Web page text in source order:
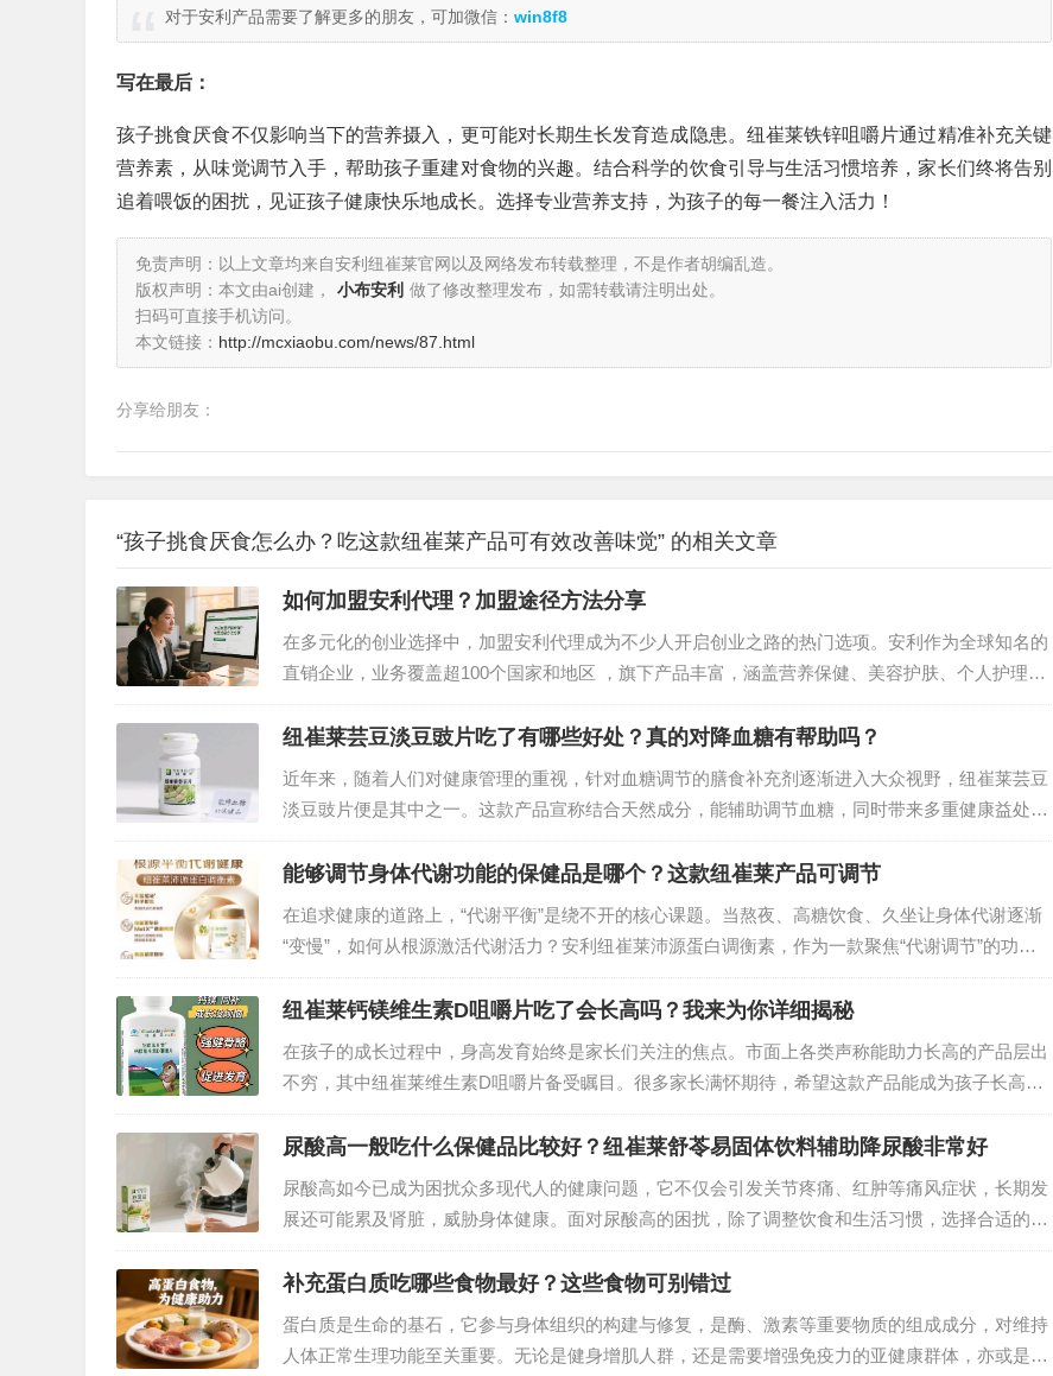
对于安利产品需要了解更多的朋友，可加微信： win8f8
写在最后：
孩子挑食厌食不仅影响当下的营养摄入，更可能对长期生长发育造成隐患。纽崔莱铁锌咀嚼片通过精准补充关键
营养素，从味觉调节入手，帮助孩子重建对食物的兴趣。结合科学的饮食引导与生活习惯培养，家长们终将告别
追着喂饭的困扰，见证孩子健康快乐地成长。选择专业营养支持，为孩子的每一餐注入活力！
免责声明：以上文章均来自安利纽崔莱官网以及网络发布转载整理，不是作者胡编乱造。
版权声明：本文由ai创建，
小布安利 做了修改整理发布，如需转载请注明出处。
扫码可直接手机访问。
本文链接： http://mcxiaobu.com/news/87.html
分享给朋友：
“孩子挑食厌食怎么办？吃这款纽崔莱产品可有效改善味觉” 的相关文章
如何加盟安利代理？加盟途径方法分享
在多元化的创业选择中，加盟安利代理成为不少人开启创业之路的热门选项。安利作为全球知名的
直销企业，业务覆盖超100个国家和地区 ，旗下产品丰富，涵盖营养保健、美容护肤、个人护理和
家居清洁等多个领域 。如果你也对安利代理加盟感兴趣，那就跟随这份攻略，迈出创业的第一
步。…
纽崔莱芸豆淡豆豉片吃了有哪些好处？真的对降血糖有帮助吗？
近年来，随着人们对健康管理的重视，针对血糖调节的膳食补充剂逐渐进入大众视野，纽崔莱芸豆
淡豆豉片便是其中之一。这款产品宣称结合天然成分，能辅助调节血糖，同时带来多重健康益处。
它的实际效果究竟如何？我们从成分、原理及科学依据出发，详细分析如下：…
能够调节身体代谢功能的保健品是哪个？这款纽崔莱产品可调节
在追求健康的道路上，“代谢平衡”是绕不开的核心课题。当熬夜、高糖饮食、久坐让身体代谢逐渐
“变慢”，如何从根源激活代谢活力？安利纽崔莱沛源蛋白调衡素，作为一款聚焦“代谢调节”的功能
性产品，正凭借科学配方与真实效果，成为万千用户的选择。它究竟有何独特之处？我们从三个维
度拆解——…
纽崔莱钙镁维生素D咀嚼片吃了会长高吗？我来为你详细揭秘
在孩子的成长过程中，身高发育始终是家长们关注的焦点。市面上各类声称能助力长高的产品层出
不穷，其中纽崔莱维生素D咀嚼片备受瞩目。很多家长满怀期待，希望这款产品能成为孩子长高的
“秘密武器”。那么，吃了纽崔莱维生素D咀嚼片真的会长高吗？接下来就为你深入揭秘。…
尿酸高一般吃什么保健品比较好？纽崔莱舒苓易固体饮料辅助降尿酸非常好
尿酸高如今已成为困扰众多现代人的健康问题，它不仅会引发关节疼痛、红肿等痛风症状，长期发
展还可能累及肾脏，威胁身体健康。面对尿酸高的困扰，除了调整饮食和生活习惯，选择合适的保
健品辅助调理也至关重要。在众多保健品中，纽崔莱舒苓益固体饮料脱颖而出，成为尿酸高人群的
优质之选。…
补充蛋白质吃哪些食物最好？这些食物可别错过
蛋白质是生命的基石，它参与身体组织的构建与修复，是酶、激素等重要物质的组成成分，对维持
人体正常生理功能至关重要。无论是健身增肌人群，还是需要增强免疫力的亚健康群体，亦或是成